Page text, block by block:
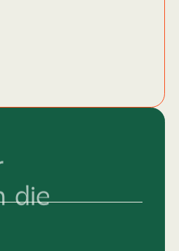
die
al keihard op orde